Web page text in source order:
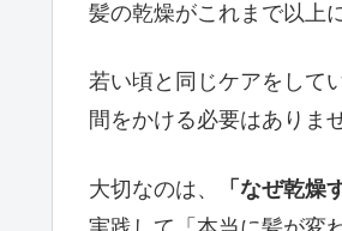
髪の乾燥がこれまで以上
若い頃と同じケアをして
間をかける必要はありま
大切なのは、 「なぜ乾燥